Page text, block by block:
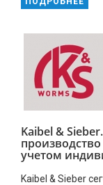
Kaibel &
учетом
Kaibel & Sieber